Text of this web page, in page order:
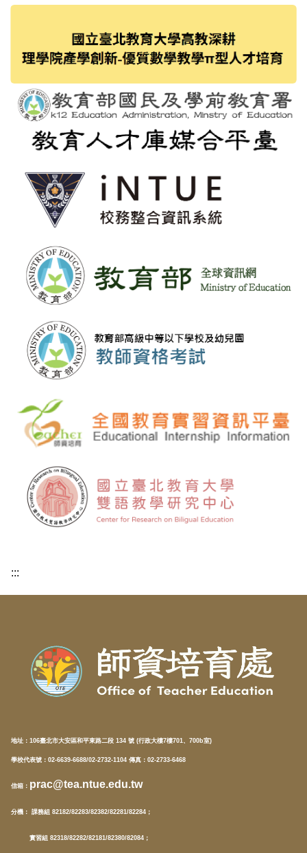
:::
地址： 106臺北市大安區和平東路二段 134 號 (行政大樓7樓701、700b室)
學校代表號：02-6639-6688/02-2732-1104 傳真：02-2733-6468
信箱 ： prac@tea.ntue.edu.tw
分機 ： 課務組 82182/82283/82382/82281/82284；
實習組 82318/82282/82181/82380/82084；